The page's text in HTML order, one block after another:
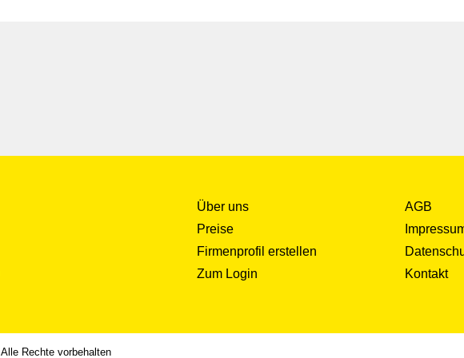
Über uns
Preise
Firmenprofil erstellen
Zum Login
AGB
Kontakt
Alle Rechte vorbehalten